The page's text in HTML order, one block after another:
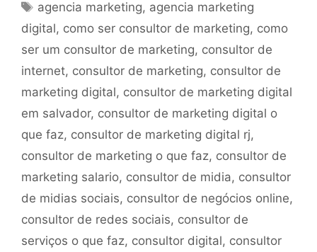
Tags
agencia marketing, agencia marketing
digital, como ser consultor de marketing, como
ser um consultor de marketing, consultor de
internet, consultor de marketing, consultor de
marketing digital, consultor de marketing digital
em salvador, consultor de marketing digital o
que faz, consultor de marketing digital rj,
consultor de marketing o que faz, consultor de
marketing salario, consultor de midia, consultor
de midias sociais, consultor de negócios online,
consultor de redes sociais, consultor de
serviços o que faz, consultor digital, consultor